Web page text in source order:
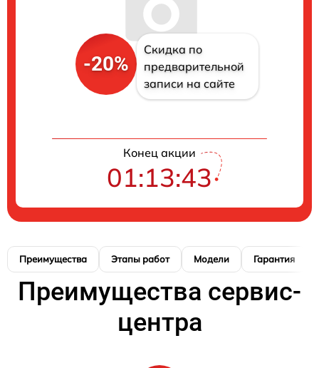
-20%
Скидка по
предварительной
записи на сайте
Конец акции
01:13:42
Преимущества Этапы работ Модели Гарантия
Преимущества сервис-
центра